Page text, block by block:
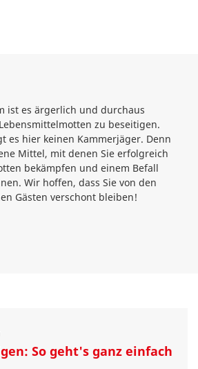
ist es ärgerlich und durchaus
zu beseitigen.
es hier keinen Kammerjäger. Denn
Mittel, mit denen Sie erfolgreich
bekämpfen und einem Befall
Wir hoffen, dass Sie von den
Gästen verschont bleiben!
So geht's ganz einfach